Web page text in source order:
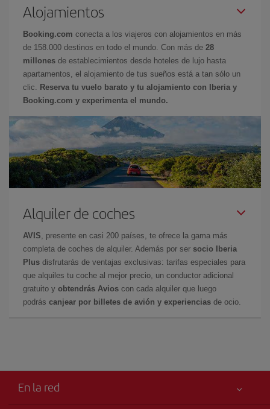
Alojamientos
Booking.com conecta a los viajeros con alojamientos en más
de 158.000 destinos en todo el mundo. Con más de 28
millones de establecimientos desde hoteles de lujo hasta
apartamentos, el alojamiento de tus sueños está a tan sólo un
clic.
Reserva tu vuelo barato y tu alojamiento con Iberia y
Booking.com y experimenta el mundo.
Alquiler de coches
AVIS , presente en casi 200 países, te ofrece la gama más
completa de coches de alquiler. Además por ser socio Iberia
Plus disfrutarás de ventajas exclusivas: tarifas especiales para
que alquiles tu coche al mejor precio, un conductor adicional
gratuito y obtendrás Avios con cada alquiler que luego
podrás canjear por billetes de avión y experiencias de ocio.
En la red